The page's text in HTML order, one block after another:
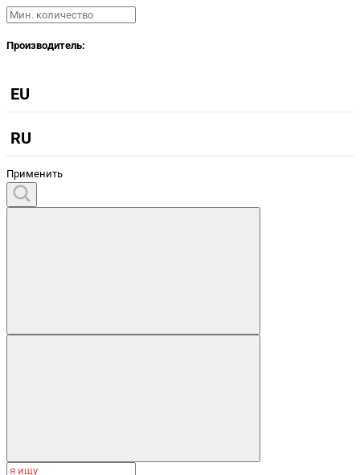
Производитель:
EU
RU
Применить